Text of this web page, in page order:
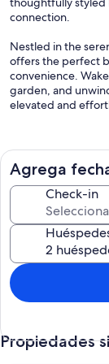
connection.
Nestled in the
offers the perfect
convenience.
garden, and
elevated and
Leader Valley
and functionality in
• A fully
you need for
• Comfortable
• A modern
• Cozy living area
• Indoor dining
The layout flows
looking for a
Agrega
Check-in
Propiedades